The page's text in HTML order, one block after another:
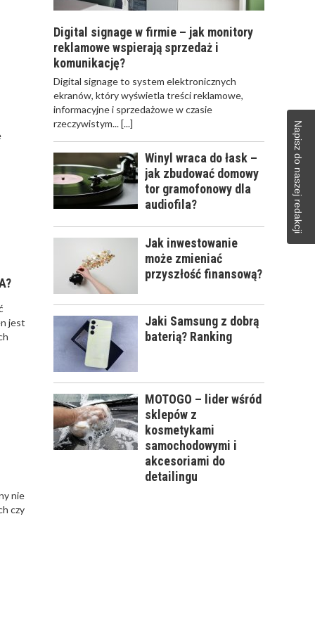
jest
nie
czy
Digital signage w firmie – jak monitory
reklamowe wspierają sprzedaż i
komunikację?
​Digital signage to system elektronicznych
ekranów, który wyświetla treści reklamowe,
informacyjne i sprzedażowe w czasie
rzeczywistym...[...]
Winyl wraca do łask –
jak zbudować domowy
tor gramofonowy dla
audiofila?
Jak inwestowanie
może zmieniać
przyszłość finansową?
Jaki Samsung z dobrą
baterią? Ranking
MOTOGO – lider wśród
sklepów z
kosmetykami
samochodowymi i
akcesoriami do
detailingu
Napisz do naszej redakcji